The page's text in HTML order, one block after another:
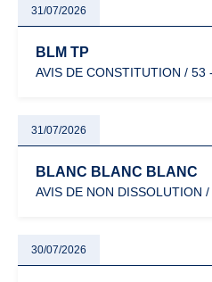
31/07/2026
BLM TP
AVIS DE CONSTITUTION / 53
31/07/2026
BLANC BLANC BLANC
AVIS DE NON DISSOLUTION
30/07/2026